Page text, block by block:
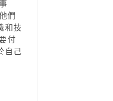
們
和技
付
自己